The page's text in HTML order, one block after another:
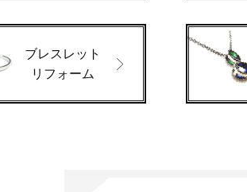
ブレスレット
リフォーム